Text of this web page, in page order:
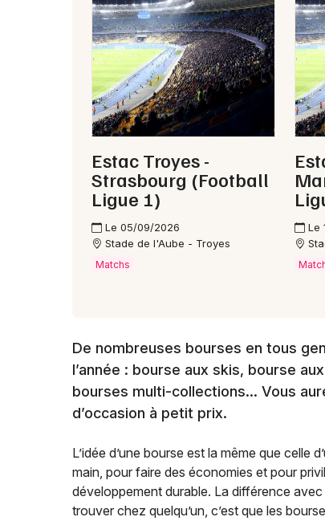
Estac Troyes -
Strasbourg (Football
Ligue 1)
Le 05/09/2026
Stade de l'Aube - Troyes
Matchs
Le
De nombreuses bourses en tous
l’année : bourse aux skis, bourse
bourses multi-collections… Vous
d’occasion à petit prix.
L’idée d’une bourse est la même que celle
main, pour faire des économies et pour
développement durable. La différence
trouver chez quelqu’un, c’est que les